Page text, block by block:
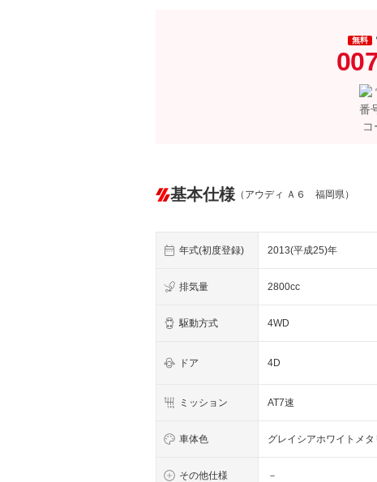
無料
基本仕様 （アウディ Ａ６ 福岡県）
年式(初度登録) 2013(平成25)年
排気量 2800cc
駆動方式 4WD
ドア 4D
ミッション AT7速
車体色 グレイシアホワイトメタ
その他仕様 －